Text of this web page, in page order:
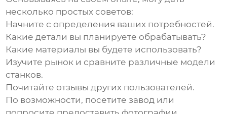
несколько простых советов:
Начните с определения ваших потребностей.
Какие детали вы планируете обрабатывать?
Какие материалы вы будете использовать?
Изучите рынок и сравните различные модели
станков.
Почитайте отзывы других пользователей.
По возможности, посетите завод или